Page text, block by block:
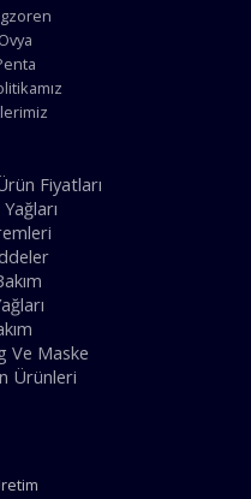
Ovya
Fiyatları
Ve Maske
Ürünleri